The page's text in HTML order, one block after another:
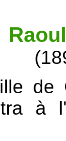
de
à